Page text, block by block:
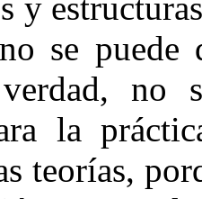
no se
no
la
teorías,